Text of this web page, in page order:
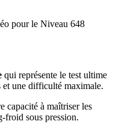
pour le Niveau 648
qui représente le test ultime
et une difficulté maximale.
capacité à maîtriser les
froid sous pression.